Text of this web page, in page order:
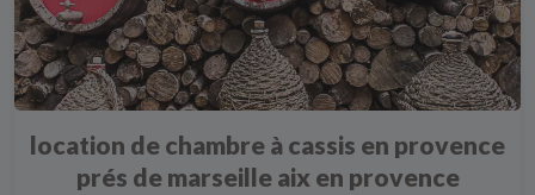
location de chambre à cassis en provence
prés de marseille aix en provence